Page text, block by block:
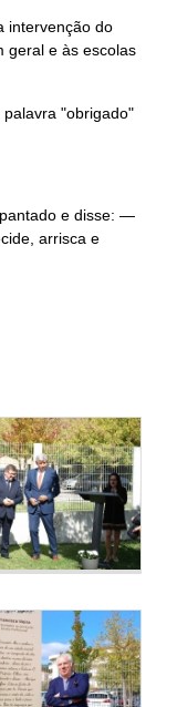
intervenção do
geral e às escolas
"obrigado"
e disse: —
arrisca e